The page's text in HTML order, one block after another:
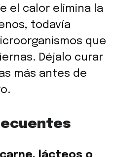
el calor elimina la
todavía
que
Déjalo curar
más antes de